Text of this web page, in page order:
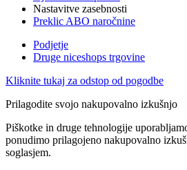
Nastavitve zasebnosti
Preklic ABO naročnine
Podjetje
Druge niceshops trgovine
Kliknite tukaj za odstop od pogodbe
Prilagodite svojo nakupovalno izkušnjo
Piškotke in druge tehnologije
ponudimo prilagojeno nakupovalno
soglasjem.